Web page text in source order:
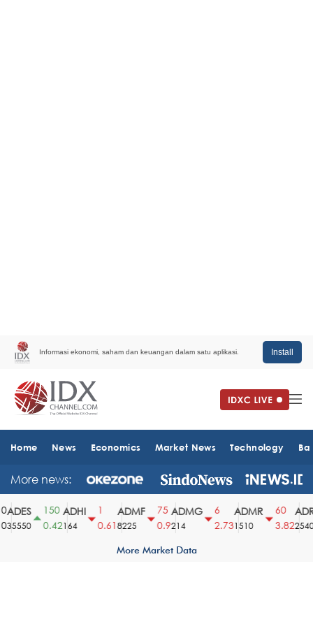
Informasi ekonomi, saham dan keuangan dalam satu aplikasi. Install
Home News Economics Market News Technology
More news:
150
0.42
ADHI
164
0.61
ADMF
8225
75
0.9
ADMG
214
2.73
ADMR
1510
60
3.822540
More Market Data